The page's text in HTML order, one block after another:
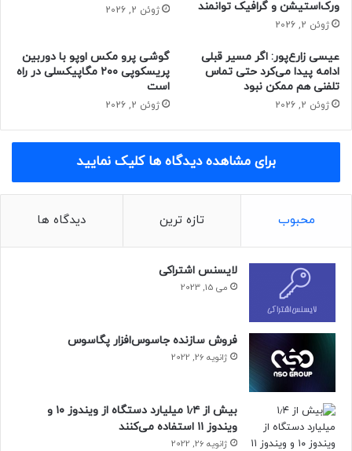
به‌احتمال زیاد با شارژ سریع ۱۲۰ واتی خود شیائومی عرضه
می‌شود که در بسیاری از گوشی‌های سری می و ردمی معرفی‌شده
در سال گذشته وجود دارد.
مجله خبری نیوزلن
ورک‌استیشن و گرافیک توانمند
ژوئن 2, 2026
ژوئن 2, 2026
عیسی زارع‌پور: اگر مسیر قبلی
ادامه پیدا می‌کرد حتی تماس
تلفنی هم ممکن نبود
ژوئن 2, 2026
گوشی پرو مکس اوپو با دوربین
پریسکوپی ۲۰۰ مگاپیکسلی در راه
است
ژوئن 2, 2026
برای مشاهده دیدگاه ها کلیک نمایید
محبوب تازه ترین دیدگاه ها
لایسنس اشتراکی
می 15, 2023
فروش سازنده جاسوس‌افزار پگاسوس
ژانویه 26, 2022
بیش از ۱٫۴ میلیارد دستگاه از ویندوز ۱۰ و
ویندوز ۱۱ استفاده می‌کنند
ژانویه 26, 2022